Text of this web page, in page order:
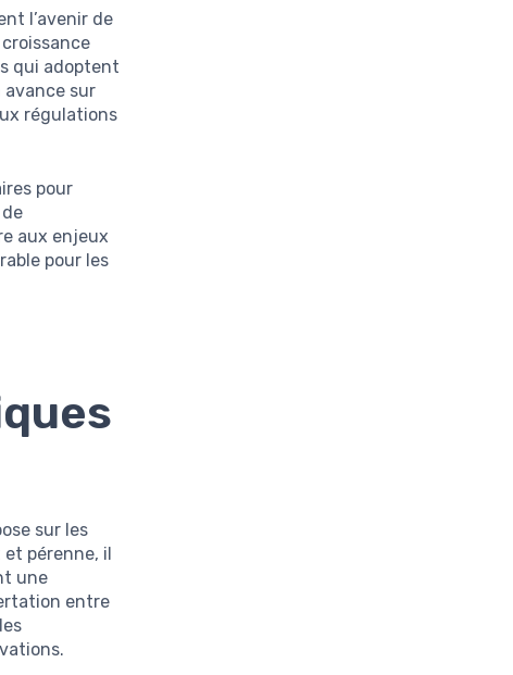
l’avenir de
qui adoptent
sur
régulations
pour
aux enjeux
pour les
sur les
pérenne, il
une
entre